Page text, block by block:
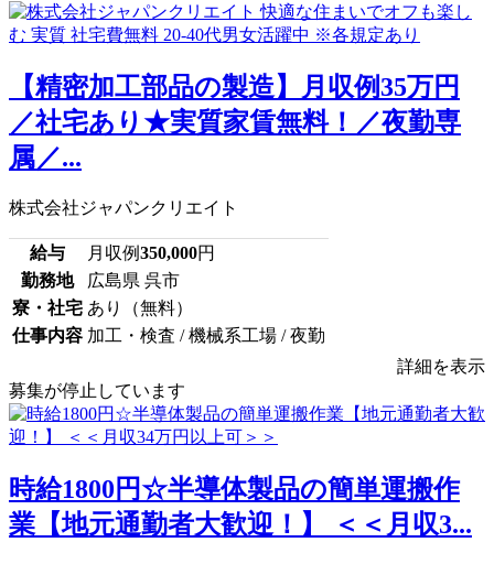
【精密加工部品の製造】月収例35万円
／社宅あり★実質家賃無料！／夜勤専
属／...
株式会社ジャパンクリエイト
給与 月収例350,000円
勤務地
広島県 呉市
寮・社宅 あり（無料）
仕事内容 加工・検査 / 機械系工場 / 夜勤
詳細を表示
募集が停止しています
時給1800円☆半導体製品の簡単運搬作
業【地元通勤者大歓迎！】 ＜＜月収3...